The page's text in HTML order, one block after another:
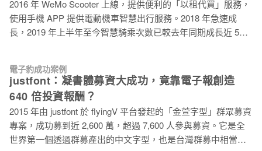
網時可以留下 Email 資料，而相較於咖啡業者使用嵌入型訂閱
表單，舉凡大型咖啡連鎖品牌，如：Starbucks、伯朗咖啡 等，
都選擇在頁尾的位置放置嵌入式訂閱表單，讓潛在客戶可以在
6 倍的秘訣！優化訂閱視窗的 6 大技巧 歡迎信 訂閱了許多家的
連鎖咖啡企業電子報後發現， Starbucks 有寄送歡迎信外，其
他公司幾乎都沒有寄送歡迎信（這是業者在製作 EDM 上一個
不錯的切入點，根據統計 Welcome e
2016 年 WeMo Scooter 上線，提供便利的「以租代買」服務，
使用手機 APP 提供電動機車智慧出行服務。2018 年急速成
長，2019 年上半年至今智慧騎乘次數已較去年同期成長近 5
員？對於註冊會員又是透過什麼樣的策略與方法，提升體驗維
繫關係？ 數據洞察驅動營運、多元觸及引發討論 WeMo
Scooter 會員有高達 7 成有車族，只要有行的需求，就是基本的
受眾之一。服務以新型態交通為出發點，營運成長策略會根據
人口生活型態、交通移動與使用情況、都市空間規劃及相關交
通生態整合等，作為基本擴大營運區域參考因素。並透過資料
電子豹成功案例
justfont：凝書體募資大成功，竟靠電子報創造
640 倍投資報酬？
2015 年由 justfont 於 flyingV 平台發起的「金萱字型」群眾募資
專案，成功募到近 2,600 萬，超過 7,600 人參與募資。它是全
世界第一個透過群募產出的中文字型，也是台灣群募中相當成